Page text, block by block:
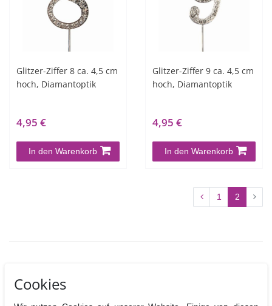
Glitzer-Ziffer 8 ca. 4,5 cm
hoch, Diamantoptik
4,95 €
In den Warenkorb
Glitzer-Ziffer 9 ca. 4,5 cm
hoch, Diamantoptik
4,95 €
In den Warenkorb
1 2
TORTEN-KRAM
Cookies